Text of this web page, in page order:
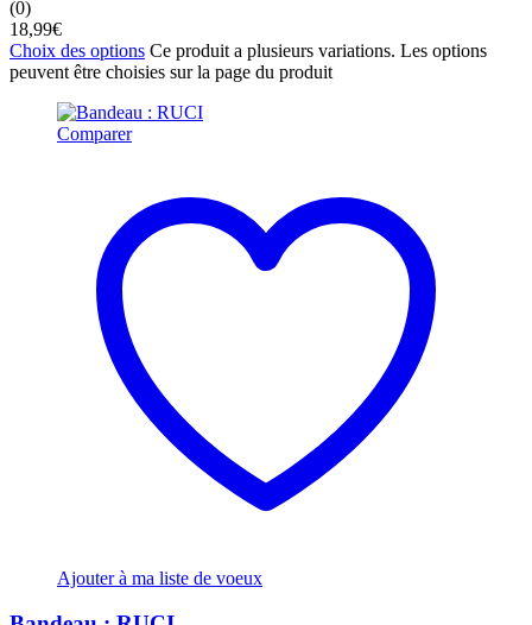
(0)
18,99€
Choix des options Ce produit a plusieurs variations. Les options
peuvent être choisies sur la page du produit
Comparer
Ajouter à ma liste de voeux